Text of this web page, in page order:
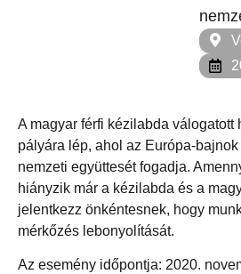
A magyar férfi kézilabda válogatott
pályára lép, ahol az Európa-
nemzeti együttesét fogadja.
hiányzik már a kézilabda és a
jelentkezz önkéntesnek, hogy
mérkőzés lebonyolítását.
Az esemény időpontja: 2020.